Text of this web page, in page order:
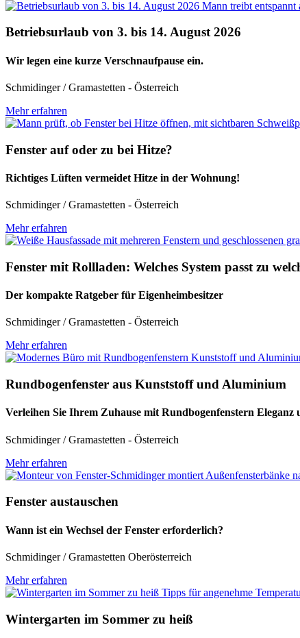
Betriebsurlaub von 3. bis 14. August 2026
Wir legen eine kurze Verschnaufpause ein.
Schmidinger / Gramastetten - Österreich
Mehr erfahren
Fenster auf oder zu bei Hitze?
Richtiges Lüften vermeidet Hitze in der Wohnung!
Schmidinger / Gramastetten - Österreich
Mehr erfahren
Fenster mit Rollladen: Welches System passt zu
Der kompakte Ratgeber für Eigenheimbesitzer
Schmidinger / Gramastetten - Österreich
Mehr erfahren
Rundbogenfenster aus Kunststoff und Aluminium
Verleihen Sie Ihrem Zuhause mit Rundbogenfenstern Eleganz
Schmidinger / Gramastetten - Österreich
Mehr erfahren
Fenster austauschen
Wann ist ein Wechsel der Fenster erforderlich?
Schmidinger / Gramastetten Oberösterreich
Mehr erfahren
Wintergarten im Sommer zu heiß